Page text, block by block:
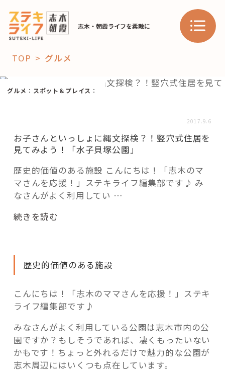
志木・朝霞ライフを素敵に
おすすめ
スポット 学び・教育
「場」
「モノ」
fleXe リノベ事例
「ひと」
協賛・協力店
TOP グルメ
グルメ ： スポット＆プレイス ：
2017.9.6
お子さんといっしょに縄文探検？！竪穴式住居を
見てみよう！「水子貝塚公園」
歴史的価値のある施設 こんにちは！「志木のマ
マさんを応援！」ステキライフ編集部です♪ み
なさんがよく利用してい …
“お
ん
い
っ
し
に
縄
文
探
続きを読む
歴史的価値のある施設
こんにちは！「志木のママさんを応援！」ステキ
ライフ編集部です♪
みなさんがよく利用している公園は志木市内の公
園ですか？もしそうであれば、凄くもったいない
かもです！ちょっと外れるだけで魅力的な公園が
志木周辺にはいくつも点在しています。